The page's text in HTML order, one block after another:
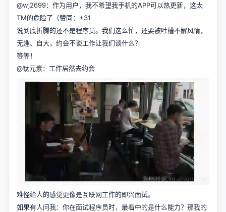
@wj2699：作为用户，我不希望我手机的APP可以热更新，这太
TM的危险了（赞同：+31
说到底折腾的还不是程序员。我们这么忙，还要被吐槽不解风情，
无趣、自大，约会不谈工作让我们谈什么？
等等！
@钛元素：工作居然去约会
难怪给人的感觉更像是互联网工作的即兴面试。
如果有人问我：你在面试程序员时，最看中的是什么能力？那我的